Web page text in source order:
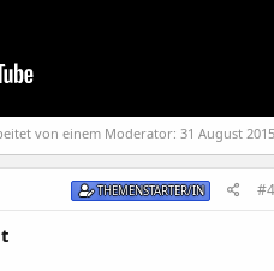
von einem Moderator: 31 August 2015
THEMENSTARTER/IN #4